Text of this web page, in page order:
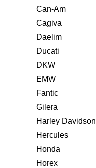
Can-Am
Cagiva
Daelim
Ducati
DKW
EMW
Fantic
Gilera
Harley Davidson
Hercules
Honda
Horex